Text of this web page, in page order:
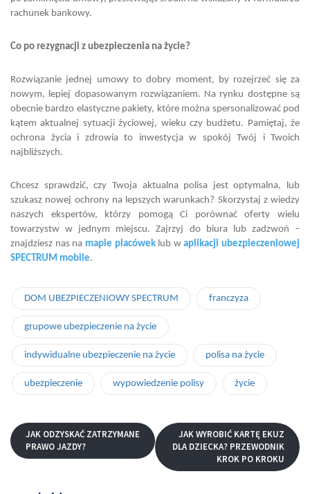
rachunek bankowy.
Co po rezygnacji z ubezpieczenia na życie?
Rozwiązanie jednej umowy to dobry moment, by rozejrzeć się za
nowym, lepiej dopasowanym rozwiązaniem. Na rynku dostępne są
obecnie bardzo elastyczne pakiety, które można spersonalizować pod
kątem aktualnej sytuacji życiowej, wieku czy budżetu. Pamiętaj, że
ochrona życia i zdrowia to inwestycja w spokój Twój i Twoich
najbliższych.
Chcesz sprawdzić, czy Twoja aktualna polisa jest optymalna, lub
szukasz nowej ochrony na lepszych warunkach? Skorzystaj z wiedzy
naszych ekspertów, którzy pomogą Ci porównać oferty wielu
towarzystw w jednym miejscu. Zajrzyj do biura lub zadzwoń –
znajdziesz nas na mapie placóweklub waplikacji ubezpieczeniowej
SPECTRUM mobile.
DOM UBEZPIECZENIOWY SPECTRUM franczyza
grupowe ubezpieczenie na życie
indywidualne ubezpieczenie na życie polisa na życie
ubezpieczenie wypowiedzenie polisy życie
JAK ODZYSKAĆ ZATRZYMANE
PRAWO JAZDY?
JAK WYROBIĆ KARTĘ EKUZ
DLA DZIECKA? PRZEWODNIK
KROK PO KROKU